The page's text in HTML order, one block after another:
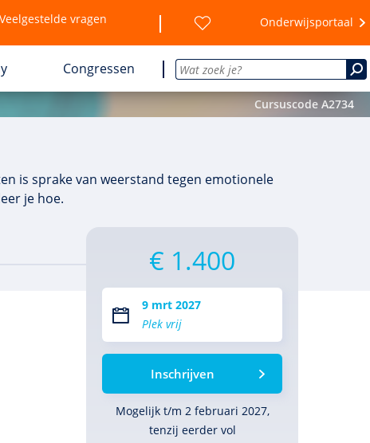
Veelgestelde vragen Onderwijsportaal
Congressen
Cursuscode A2734
is sprake van weerstand tegen emotionele
je hoe.
€ 1.400
9 mrt 2027
Plek vrij
Inschrijven
Mogelijk t/m 2 februari 2027,
tenzij eerder vol